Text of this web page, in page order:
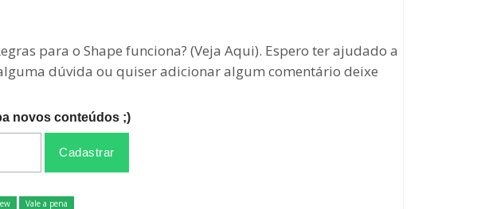
para o Shape funciona? (Veja Aqui). Espero ter ajudado a
dúvida ou quiser adicionar algum comentário deixe
novos conteúdos ;)
Vale a pena